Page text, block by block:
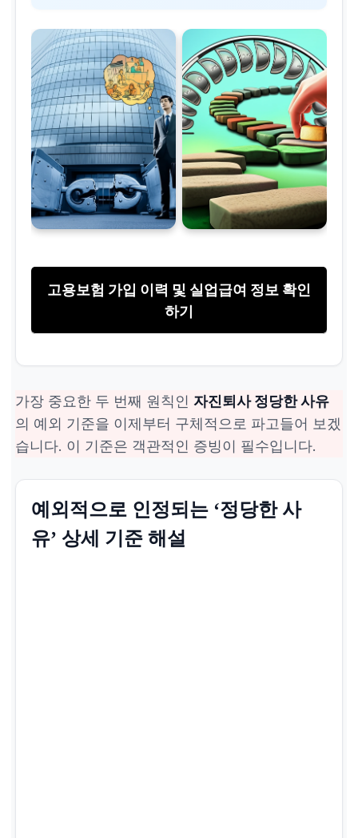
고용보험 가입 이력 및 실업급여 정보 확인
하기
가장 중요한 두 번째 원칙인 자진퇴사 정당한 사유
의 예외 기준을 이제부터 구체적으로 파고들어 보겠
습니다. 이 기준은 객관적인 증빙이 필수입니다.
예외적으로 인정되는 ‘정당한 사
유’ 상세 기준 해설